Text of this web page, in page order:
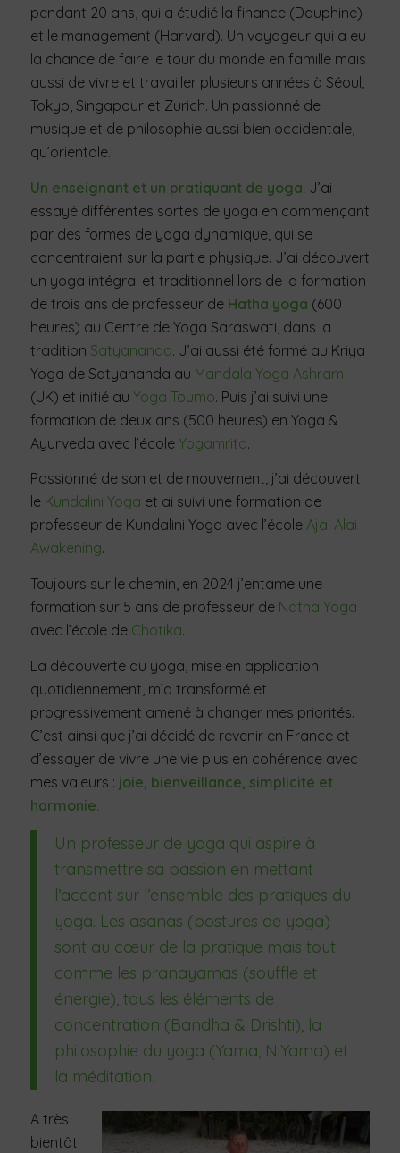
pendant 20 ans, qui a étudié la finance (Dauphine)
et le management (Harvard). Un voyageur qui a eu
la chance de faire le tour du monde en famille mais
aussi de vivre et travailler plusieurs années à Séoul,
Tokyo, Singapour et Zurich. Un passionné de
musique et de philosophie aussi bien occidentale,
qu’orientale.
Un enseignant et un pratiquant de yoga. J’ai
essayé différentes sortes de yoga en commençant
par des formes de yoga dynamique, qui se
concentraient sur la partie physique. J’ai découvert
un yoga intégral et traditionnel lors de la formation
de trois ans de professeur de Hatha yoga (600
heures) au Centre de Yoga Saraswati, dans la
tradition Satyananda. J’ai aussi été formé au Kriya
Yoga de Satyananda au Mandala Yoga Ashram
(UK) et initié au Yoga Toumo. Puis j’ai suivi une
formation de deux ans (500 heures) en Yoga &
Ayurveda avec l’école Yogamrita.
Passionné de son et de mouvement, j’ai découvert
le Kundalini Yoga et ai suivi une formation de
professeur de Kundalini Yoga avec l’école Ajai Alai
Awakening.
Toujours sur le chemin, en 2024 j’entame une
formation sur 5 ans de professeur de Natha Yoga
avec l’école de Chotika.
La découverte du yoga, mise en application
quotidiennement, m’a transformé et
progressivement amené à changer mes priorités.
C’est ainsi que j’ai décidé de revenir en France et
d’essayer de vivre une vie plus en cohérence avec
mes valeurs : joie, bienveillance, simplicité et
harmonie.
Un professeur de yoga qui aspire à
transmettre sa passion en mettant
l’accent sur l’ensemble des pratiques du
yoga. Les asanas (postures de yoga)
sont au cœur de la pratique mais tout
comme les pranayamas (souffle et
énergie), tous les éléments de
concentration (Bandha & Drishti), la
philosophie du yoga (Yama, NiYama) et
la méditation.
A très
bientôt